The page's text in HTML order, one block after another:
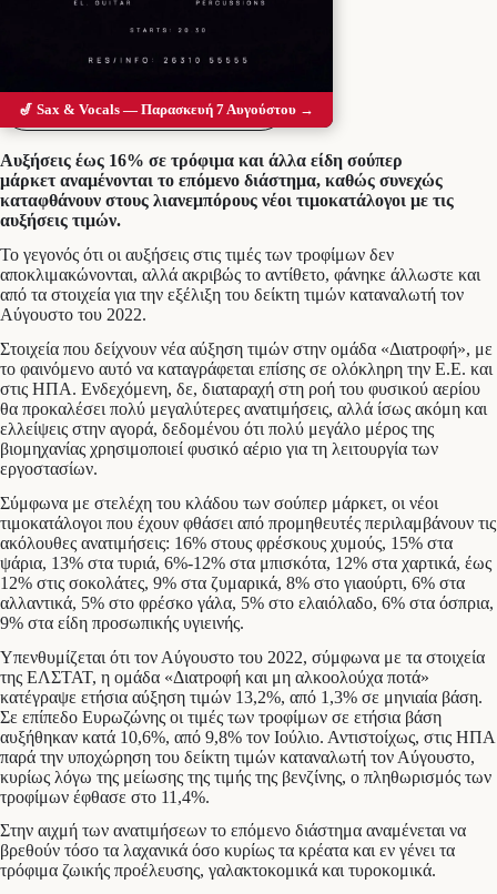
Προσθέστε το Messolonghi Voice ως
προτιμώμενη πηγή στο Google
Αυξήσεις έως 16% σε τρόφιμα και άλλα είδη σούπερ
μάρκετ αναμένονται το επόμενο διάστημα, καθώς συνεχώς
καταφθάνουν στους λιανεμπόρους νέοι τιμοκατάλογοι με τις
αυξήσεις τιμών.
Το γεγονός ότι οι αυξήσεις στις τιμές των τροφίμων δεν
αποκλιμακώνονται, αλλά ακριβώς το αντίθετο, φάνηκε άλλωστε και
από τα στοιχεία για την εξέλιξη του δείκτη τιμών καταναλωτή τον
Αύγουστο του 2022.
Στοιχεία που δείχνουν νέα αύξηση τιμών στην ομάδα «Διατροφή», με
το φαινόμενο αυτό να καταγράφεται επίσης σε ολόκληρη την Ε.Ε. και
στις ΗΠΑ. Ενδεχόμενη, δε, διαταραχή στη ροή του φυσικού αερίου
θα προκαλέσει πολύ μεγαλύτερες ανατιμήσεις, αλλά ίσως ακόμη και
ελλείψεις στην αγορά, δεδομένου ότι πολύ μεγάλο μέρος της
βιομηχανίας χρησιμοποιεί φυσικό αέριο για τη λειτουργία των
εργοστασίων.
Σύμφωνα με στελέχη του κλάδου των σούπερ μάρκετ, οι νέοι
τιμοκατάλογοι που έχουν φθάσει από προμηθευτές περιλαμβάνουν τις
ακόλουθες ανατιμήσεις: 16% στους φρέσκους χυμούς, 15% στα
ψάρια, 13% στα τυριά, 6%-12% στα μπισκότα, 12% στα χαρτικά, έως
12% στις σοκολάτες, 9% στα ζυμαρικά, 8% στο γιαούρτι, 6% στα
αλλαντικά, 5% στο φρέσκο γάλα, 5% στο ελαιόλαδο, 6% στα όσπρια,
9% στα είδη προσωπικής υγιεινής.
Υπενθυμίζεται ότι τον Αύγουστο του 2022, σύμφωνα με τα στοιχεία
της ΕΛΣΤΑΤ, η ομάδα «Διατροφή και μη αλκοολούχα ποτά»
κατέγραψε ετήσια αύξηση τιμών 13,2%, από 1,3% σε μηνιαία βάση.
Σε επίπεδο Ευρωζώνης οι τιμές των τροφίμων σε ετήσια βάση
αυξήθηκαν κατά 10,6%, από 9,8% τον Ιούλιο. Αντιστοίχως, στις ΗΠΑ
παρά την υποχώρηση του δείκτη τιμών καταναλωτή τον Αύγουστο,
κυρίως λόγω της μείωσης της τιμής της βενζίνης, ο πληθωρισμός των
τροφίμων έφθασε στο 11,4%.
Στην αιχμή των ανατιμήσεων το επόμενο διάστημα αναμένεται να
βρεθούν τόσο τα λαχανικά όσο κυρίως τα κρέατα και εν γένει τα
τρόφιμα ζωικής προέλευσης, γαλακτοκομικά και τυροκομικά.
🎷 Sax & Vocals — Παρασκευή 7 Αυγούστου →